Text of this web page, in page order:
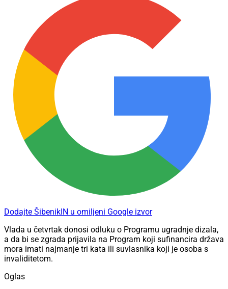
Dodajte ŠibenikIN u omiljeni Google izvor
Vlada u četvrtak donosi odluku o Programu ugradnje dizala,
a da bi se zgrada prijavila na Program koji sufinancira država
mora imati najmanje tri kata ili suvlasnika koji je osoba s
invaliditetom.
Oglas